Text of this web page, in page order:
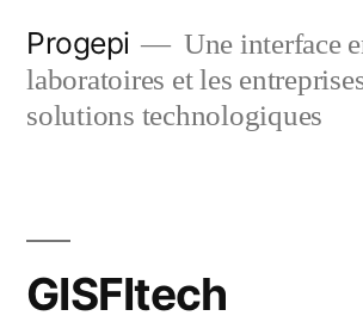
content
Progepi
Une interface
laboratoires et les
solutions technologiques
GISFItech